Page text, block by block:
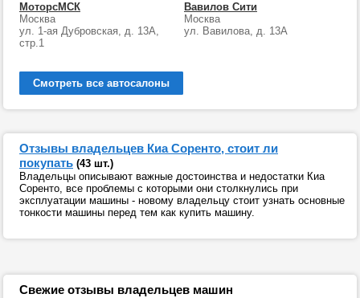
МоторсМСК
Москва
ул. 1-ая Дубровская, д. 13А,
стр.1
Вавилов Сити
Москва
ул. Вавилова, д. 13А
Смотреть все автосалоны
Отзывы владельцев Киа Соренто, стоит ли
покупать (43 шт.)
Владельцы описывают важные достоинства и недостатки Киа
Соренто, все проблемы с которыми они столкнулись при
эксплуатации машины - новому владельцу стоит узнать основные
тонкости машины перед тем как купить машину.
Свежие отзывы владельцев машин